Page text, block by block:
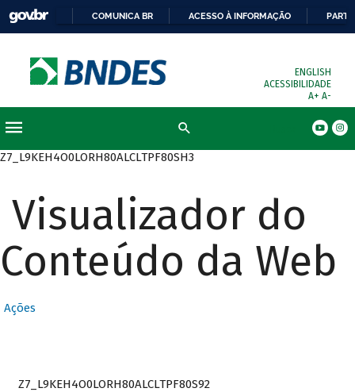
COMUNICA BR ACESSO À INFORMAÇÃO
ENGLISH
ACESSIBILIDADE
A+ A-
Z7_L9KEH4O0LORH80ALCLTPF80SH3
Visualizador do
Conteúdo da Web
Ações
Z7_L9KEH4O0LORH80ALCLTPF80S92